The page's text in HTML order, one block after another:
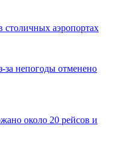
столичных аэропортах
за непогоды отменено
около 20 рейсов и